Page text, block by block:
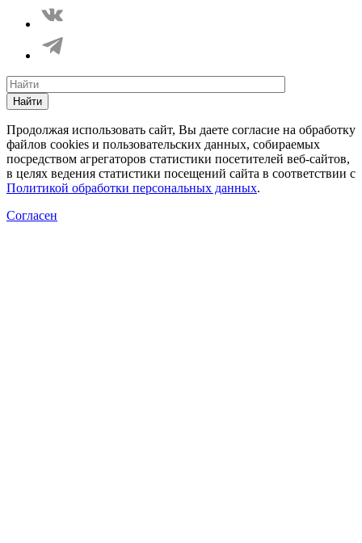
Найти
Продолжая использовать сайт, Вы даете согласие на обработку
файлов cookies и пользовательских данных, собираемых
посредством агрегаторов статистики посетителей веб-сайтов,
в целях ведения статистики посещений сайта в соответствии с
Политикой обработки персональных данных.
Согласен